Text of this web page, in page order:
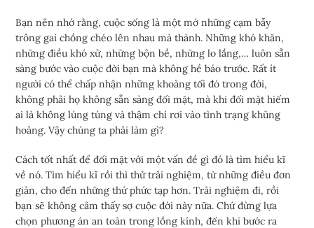
Bạn nên nhớ rằng, cuộc sống là một mớ những cạm bẫy
trông gai chồng chéo lên nhau mà thành. Những khó khăn,
những điều khó xử, những bộn bề, những lo lắng,… luôn sẵn
sàng bước vào cuộc đời bạn mà không hề báo trước. Rất ít
người có thể chấp nhận những khoảng tối đó trong đời,
không phải họ không sẵn sàng đối mặt, mà khi đối mặt hiếm
ai là không lúng túng và thậm chí rơi vào tình trạng khủng
hoảng. Vậy chúng ta phải làm gì?
Cách tốt nhất để đối mặt với một vấn đề gì đó là tìm hiểu kĩ
về nó. Tìm hiểu kĩ rồi thì thử trải nghiệm, từ những điều đơn
giản, cho đến những thứ phức tạp hơn. Trải nghiệm đi, rồi
bạn sẽ không cảm thấy sợ cuộc đời này nữa. Chứ đừng lựa
chọn phương án an toàn trong lồng kính, đến khi bước ra